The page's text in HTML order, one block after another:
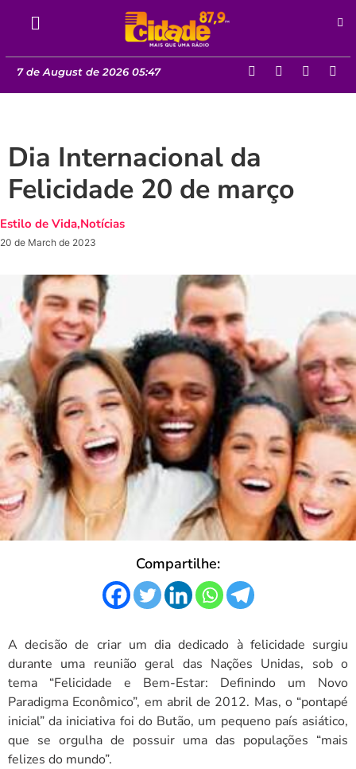
7 de August de 2026 05:47
Dia Internacional da
Felicidade 20 de março
Estilo de Vida,Notícias
20 de March de 2023
Compartilhe:
A decisão de criar um dia dedicado à felicidade surgiu
durante uma reunião geral das Nações Unidas, sob o
tema “Felicidade e Bem-Estar: Definindo um Novo
Paradigma Econômico”, em abril de 2012. Mas, o “pontapé
inicial” da iniciativa foi do Butão, um pequeno país asiático,
que se orgulha de possuir uma das populações “mais
felizes do mundo”.